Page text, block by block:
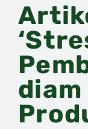
diam